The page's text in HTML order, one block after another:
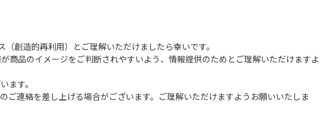
創造的再利用）とご理解いただけましたら幸いです。
品のイメージをご判断されやすいよう、情報提供のためとご理解いただけますよ
ます。
連絡を差し上げる場合がございます。ご理解いただけますようお願いいたしま